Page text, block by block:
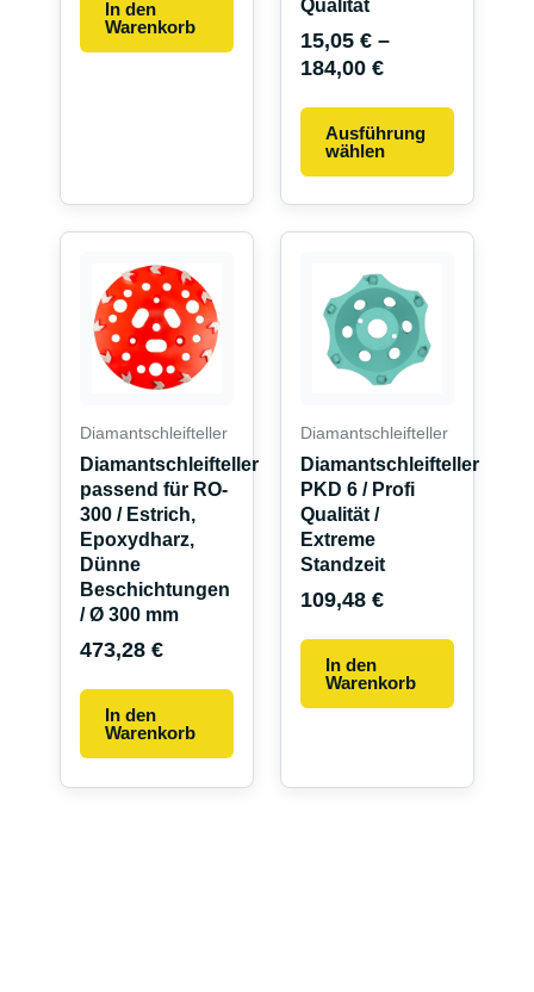
In den
Warenkorb
Qualität
15,05 € –
184,00 €
Ausführung
wählen
Diamantschleifteller
Diamantschleifteller
passend für RO-
300 / Estrich,
Epoxydharz,
Dünne
Beschichtungen
/ Ø 300 mm
473,28€
In den
Warenkorb
Diamantschleifteller
Diamantschleifteller
PKD 6 / Profi
Qualität /
Extreme
Standzeit
109,48 €
In den
Warenkorb